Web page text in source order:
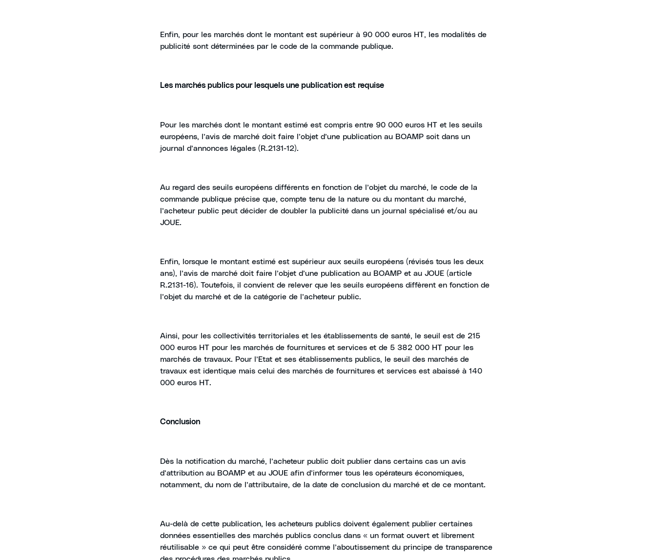
Enfin, pour les marchés dont le montant est supérieur à 90 000 euros HT, les modalités de
publicité sont déterminées par le code de la commande publique.
Les marchés publics pour lesquels une publication est requise
Pour les marchés dont le montant estimé est compris entre 90 000 euros HT et les seuils
européens, l’avis de marché doit faire l’objet d’une publication au BOAMP soit dans un
journal d’annonces légales (R.2131-12).
Au regard des seuils européens différents en fonction de l’objet du marché, le code de la
commande publique précise que, compte tenu de la nature ou du montant du marché,
l’acheteur public peut décider de doubler la publicité dans un journal spécialisé et/ou au
JOUE.
Enfin, lorsque le montant estimé est supérieur aux seuils européens (révisés tous les deux
ans), l’avis de marché doit faire l’objet d’une publication au BOAMP et au JOUE (article
R.2131-16). Toutefois, il convient de relever que les seuils européens diffèrent en fonction de
l’objet du marché et de la catégorie de l’acheteur public.
Ainsi, pour les collectivités territoriales et les établissements de santé, le seuil est de 215
000 euros HT pour les marchés de fournitures et services et de 5 382 000 HT pour les
marchés de travaux. Pour l’Etat et ses établissements publics, le seuil des marchés de
travaux est identique mais celui des marchés de fournitures et services est abaissé à 140
000 euros HT.
Conclusion
Dès la notification du marché, l’acheteur public doit publier dans certains cas un avis
d’attribution au BOAMP et au JOUE afin d’informer tous les opérateurs économiques,
notamment, du nom de l’attributaire, de la date de conclusion du marché et de ce montant.
Au-delà de cette publication, les acheteurs publics doivent également publier certaines
données essentielles des marchés publics conclus dans « un format ouvert et librement
réutilisable » ce qui peut être considéré comme l’aboutissement du principe de transparence
des procédures des marchés publics